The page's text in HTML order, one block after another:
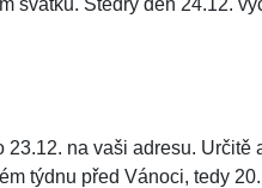
svátků. Štědrý den 24.12.
23.12. na vaši adresu. Určitě
týdnu před Vánoci, tedy